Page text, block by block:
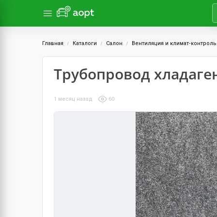
Главная Каталоги Салон Вентиляция и климат‑контроль
Трубопровод
1 месяц назад 60